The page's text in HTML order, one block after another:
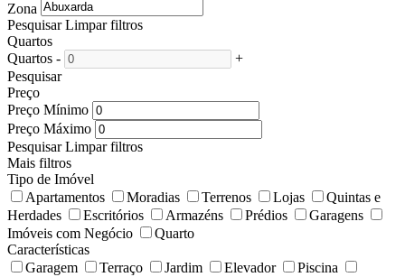
Zona
Pesquisar Limpar filtros
Quartos
Quartos -
+
Pesquisar
Preço
Preço Mínimo
Preço Máximo
Pesquisar Limpar filtros
Mais filtros
Tipo de Imóvel
Apartamentos
Moradias Terrenos Lojas
Quintas e
Herdades
Escritórios Armazéns Prédios
Garagens
Imóveis com Negócio
Quarto
Características
Garagem
Terraço Jardim Elevador
Piscina